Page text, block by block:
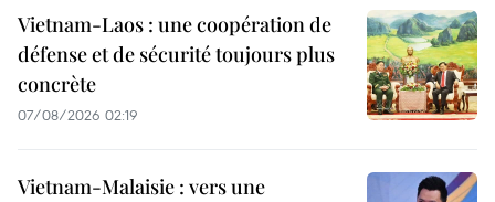
Vietnam-Laos : une coopération de
défense et de sécurité toujours plus
concrète
07/08/2026 02:19
Vietnam-Malaisie : vers une